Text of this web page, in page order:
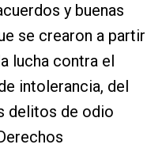
y buenas
se crearon a partir
lucha contra el
intolerancia, del
delitos de odio